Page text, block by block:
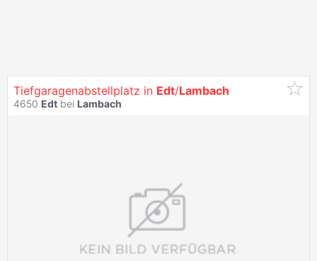
Tiefgaragenabstellplatz in Edt/Lambach
4650 Edt bei Lambach